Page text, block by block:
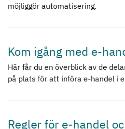
möjliggör automatisering.
Kom igång med e-
Här får du en överblick av de
på plats för att införa e-handel i
Regler för e-handel